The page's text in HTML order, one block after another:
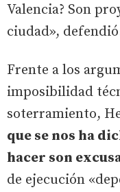
Valencia? Son
ciudad»,
Frente a los
imposibilidad
soterramiento,
que se nos ha
hacer son
de ejecución